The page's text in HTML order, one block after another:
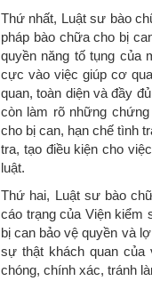
Thứ nhất, Luật sư bào
pháp bào chữa cho bị
quyền năng tố tụng của
cực vào việc giúp cơ
quan, toàn diện và đầy
còn làm rõ những
cho bị can, hạn chế tình
tra, tạo điều kiện cho
luật.
Thứ hai, Luật sư bào
cáo trạng của Viện kiểm
bị can bảo vệ quyền và
sự thật khách quan
chóng, chính xác, tránh